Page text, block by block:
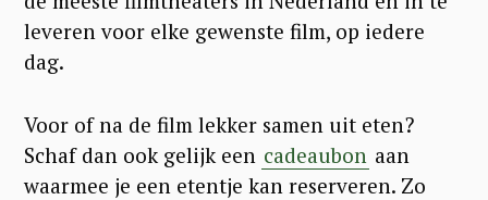
leveren voor elke gewenste film, op iedere
dag.
Voor of na de film lekker samen uit eten?
Schaf dan ook gelijk een cadeaubon aan
waarmee je een etentje kan reserveren. Zo